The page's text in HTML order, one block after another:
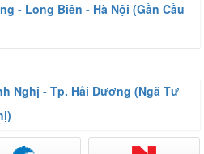
- Long Biên - Hà Nội (Gần Cầu
Nghị - Tp. Hải Dương (Ngã Tư